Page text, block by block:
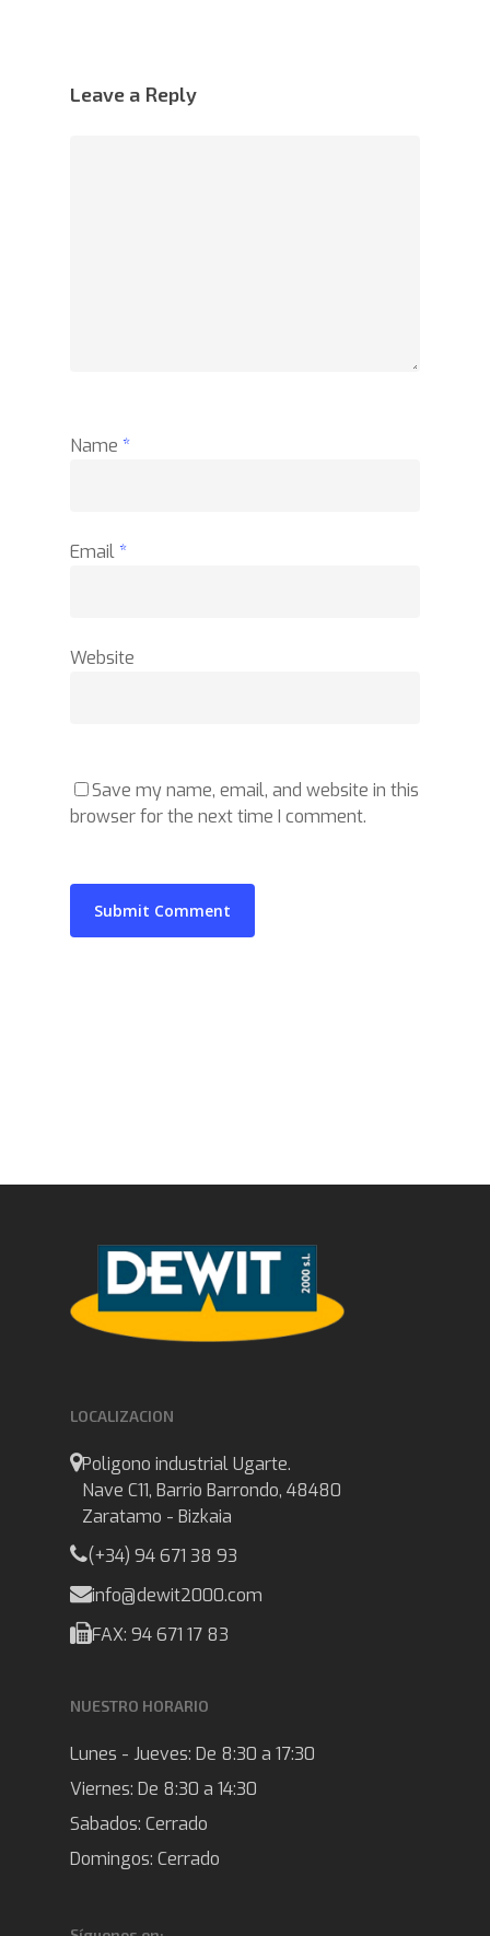
Leave a Reply
Name *
Email*
Website
Save my name, email, and website in this
browser for the next time I comment.
LOCALIZACION
Poligono industrial Ugarte.
Nave C11, Barrio Barrondo, 48480
Zaratamo - Bizkaia
(+34) 94 671 38 93
info@dewit2000.com
FAX: 94 671 17 83
NUESTRO HORARIO
Lunes - Jueves: De 8:30 a 17:30
Viernes: De 8:30 a 14:30
Sabados: Cerrado
Domingos: Cerrado